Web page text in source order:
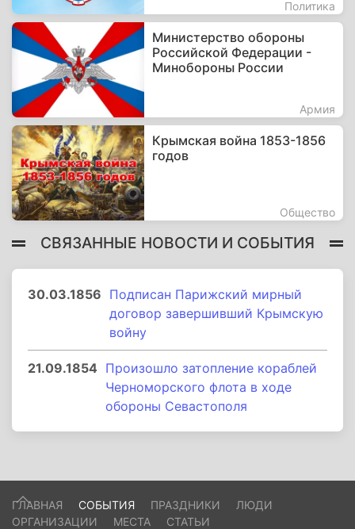
Политика
Министерство обороны
Российской Федерации -
Минобороны России
Армия
Крымская война 1853-1856
годов
Общество
СВЯЗАННЫЕ НОВОСТИ И СОБЫТИЯ
30.03.1856 Подписан Парижский мирный
договор завершивший Крымскую
войну
21.09.1854 Произошло затопление кораблей
Черноморского флота в ходе
обороны Севастополя
ГЛАВНАЯ СОБЫТИЯ ПРАЗДНИКИ
ЛЮДИ
ОРГАНИЗАЦИИ
МЕСТА СТАТЬИ